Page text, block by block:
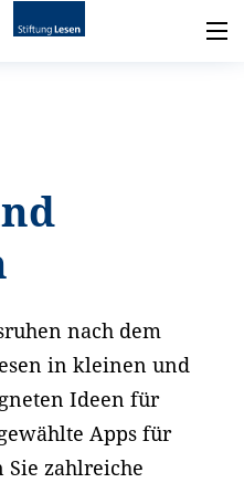
nach dem
in kleinen und
Ideen für
Apps für
zahlreiche